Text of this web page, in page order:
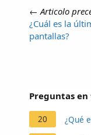
← Articolo
¿Cuál es la
pantallas?
Preguntas
20 ¿Qué